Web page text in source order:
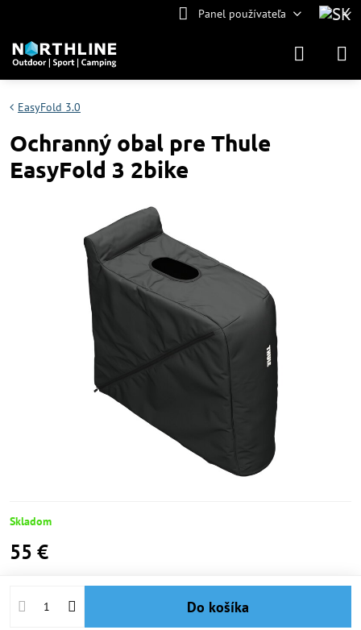
Panel používateľa
EasyFold 3.0
Ochranný obal pre Thule
EasyFold 3 2bike
Skladom
55 €
Do košíka